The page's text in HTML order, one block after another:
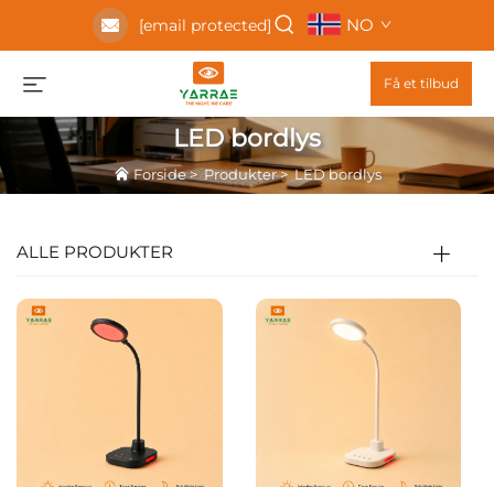
[email protected] NO
Få et tilbud
LED bordlys
Forside>Produkter>LED bordlys
ALLE PRODUKTER